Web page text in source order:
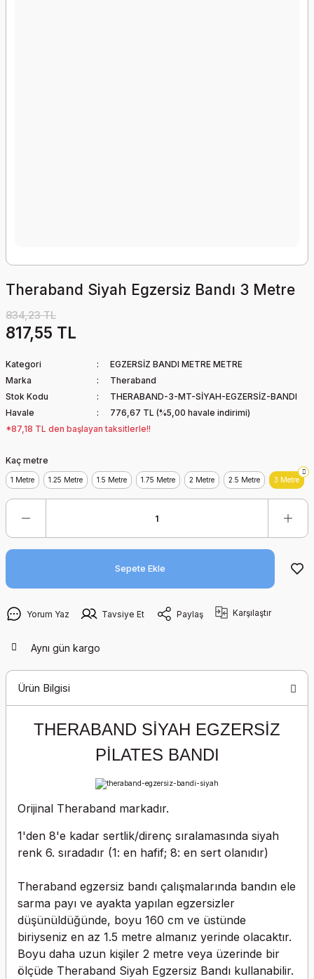
Theraband Siyah Egzersiz Bandı 3 Metre
834,23 TL
817,55 TL
Kategori
EGZERSİZ BANDI METRE METRE
Marka
Theraband
Stok Kodu
THERABAND-3-MT-SİYAH-EGZERSİZ-BANDI
Havale
776,67 TL (%5,00 havale indirimi)
*87,18 TL den başlayan taksitlerle!!
Kaç metre
1 Metre 1.25 Metre 1.5 Metre 1.75 Metre 2 Metre 2.5 Metre 3 Metre
Sepete Ekle
Yorum Yaz Tavsiye Et Paylaş Karşılaştır
Aynı gün kargo
Ürün Bilgisi
THERABAND SİYAH EGZERSİZ
PİLATES BANDI
Orijinal Theraband markadır.
1'den 8'e kadar sertlik/direnç sıralamasında siyah
renk 6. sıradadır (1: en hafif; 8: en sert olanıdır)
Theraband egzersiz bandı çalışmalarında bandın ele
sarma payı ve ayakta yapılan egzersizler
düşünüldüğünde, boyu 160 cm ve üstünde
biriyseniz en az 1.5 metre almanız yerinde olacaktır.
Boyu daha uzun kişiler 2 metre veya üzerinde bir
ölçüde Theraband Siyah Egzersiz Bandı kullanabilir.